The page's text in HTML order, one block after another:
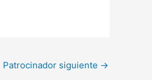
Patrocinador siguiente →